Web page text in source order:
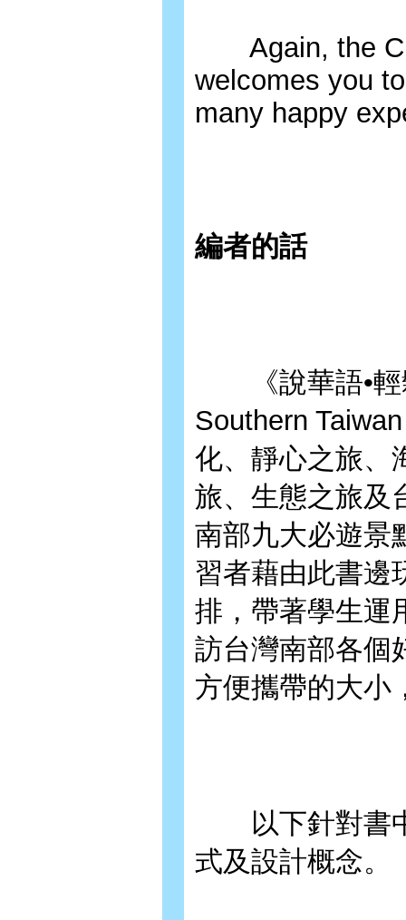
Again, the
welcomes you
many happy
編者的話
《說華語•輕
Southern
化、靜心之旅、
旅、生態之旅及
南部九大必遊景
習者藉由此書邊
排，帶著學生運
訪台灣南部各個
方便攜帶的大小
以下針對書中
式及設計概念。